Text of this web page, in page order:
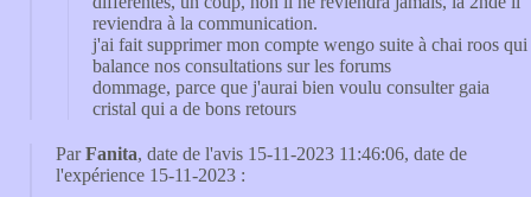
reviendra à la communication.
j'ai fait supprimer mon compte wengo suite à chai roos qui
balance nos consultations sur les forums
dommage, parce que j'aurai bien voulu consulter gaia
cristal qui a de bons retours
ParFanita, date de l'avis 15-11-2023 11:46:06, date de
l'expérience 15-11-2023 :